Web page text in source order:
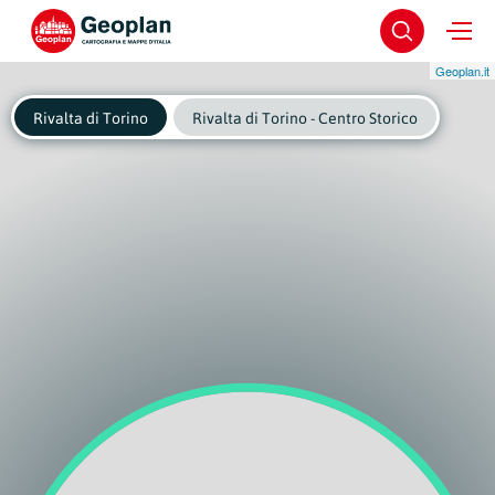
Geoplan.it
Rivalta di Torino Rivalta di Torino - Centro Storico